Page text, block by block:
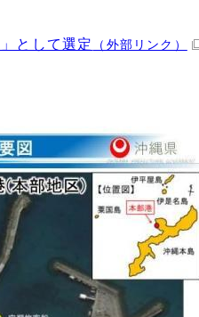
として選定 （外部リンク）